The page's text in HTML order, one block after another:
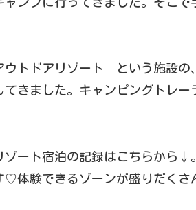
ウトドアリゾート という施設の
てきました。キャンピングトレ
ゾート宿泊の記録はこちらから↓
体験できるゾーンが盛りだくさ